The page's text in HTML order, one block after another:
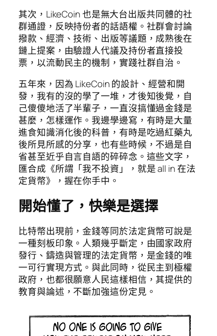
其次，LikeCoin 也是無大台出版共同體的社
群通證，反映持份者的話語權。社群會討論
撥款、經濟、技術、出版等議題，成熟後在
鏈上提案，由驗證人代議及持份者直接投
票，以流動民主的機制，實踐社群自治。
五年來，因為 LikeCoin 的設計、經營和開
發，我有的沒的學了一堆，才後知後覺，自
己傻傻地活了半輩子，一直沒搞懂過金錢是
甚麼，怎樣運作。我邊學邊寫，有時是大量
進食知識消化後的科普，有時是吃過紅藥丸
後所見所感的分享，也有些時候，不過是自
省甚至近乎自言自語的碎碎念。這些文字，
匯合成《所謂「我不投資」，就是 all in 在法
定貨幣》，握在你手中。
開始懂了，快樂是選擇
比特幣出現前，金錢等同於法定貨幣可說是
一種刻板印象。人類幾乎斷定，由國家政府
發行、鑄造與管理的法定貨幣，是金錢的唯
一可行實現方式。與此同時，從民主到極權
政府，也都很願意人民這樣相信，其提供的
教育與論述，不斷加強這份定見。